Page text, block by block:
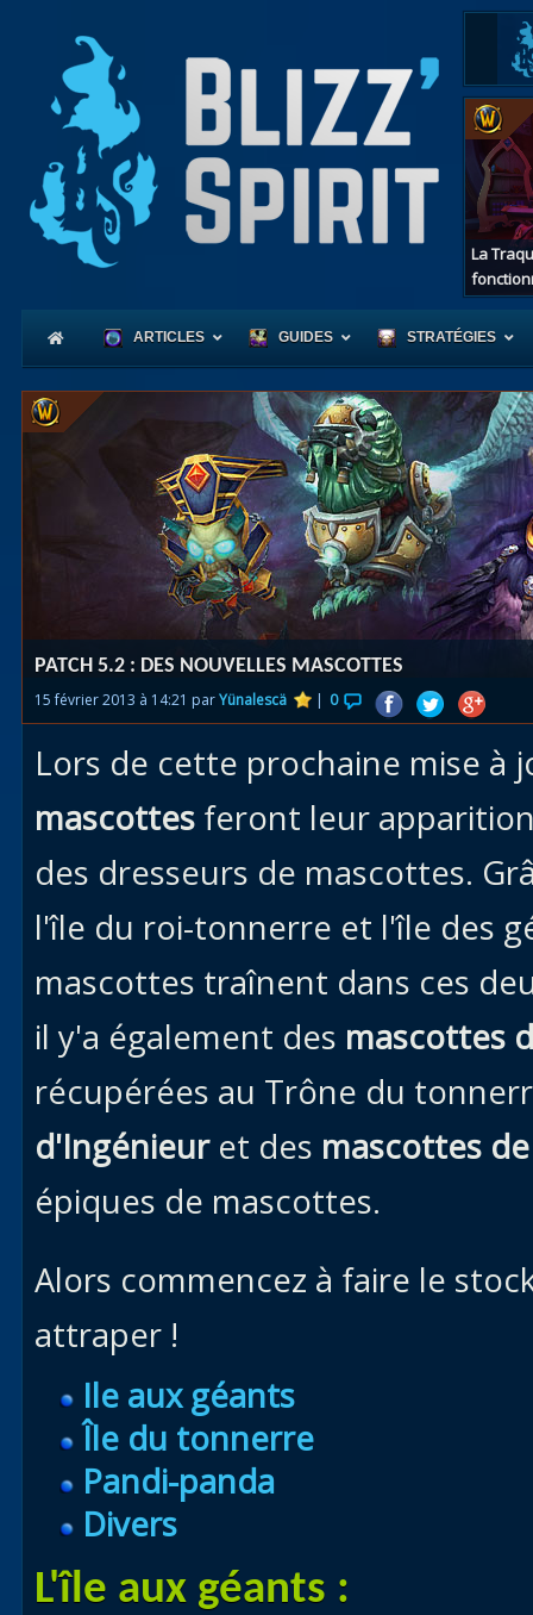
La
ARTICLES GUIDES
Coeur
Races
alliées
des îles
le vol
Uldum
Val
STRATÉGIES
PATCH 5.2 : DES NOUVELLES MASCOTTES
15 février 2013 à 14:21 parYünalescä | 0
Lors de cette prochaine mise à
mascottes feront leur
des dresseurs de mascottes.
l'île du roi-tonnerre et l'île des
mascottes traînent dans ces
il y'a également des mascottes
récupérées au Trône du
d'Ingénieuret des mascottes
épiques de mascottes.
Alors commencez à faire le
attraper !
Ile aux géants
Île du tonnerre
Pandi-panda
Divers
L'île aux géants :